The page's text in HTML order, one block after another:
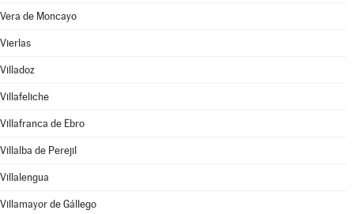
Vera de Moncayo
Vierlas
Villadoz
Villafeliche
Villafranca de Ebro
Villalba de Perejil
Villalengua
Villamayor de Gállego